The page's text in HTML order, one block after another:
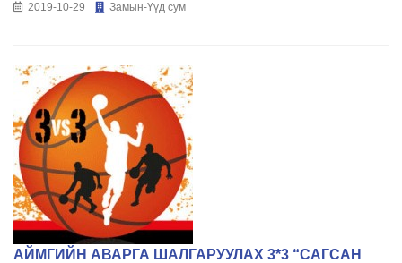
2019-10-29 Замын-Үүд сум
АЙМГИЙН АВАРГА ШАЛГАРУУЛАХ 3*3 “САГСАН